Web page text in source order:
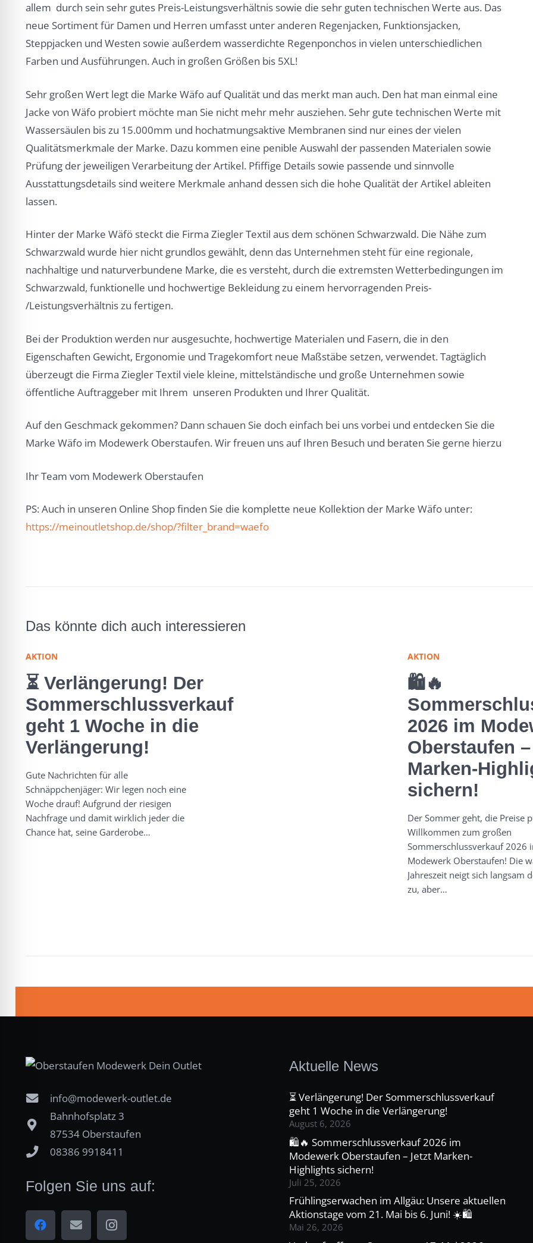
allem durch sein sehr gutes Preis-Leistungsverhältnis sowie die sehr guten technischen Werte aus. Das
neue Sortiment für Damen und Herren umfasst unter anderen Regenjacken, Funktionsjacken,
Steppjacken und Westen sowie außerdem wasserdichte Regenponchos in vielen unterschiedlichen
Farben und Ausführungen. Auch in großen Größen bis 5XL!
Sehr großen Wert legt die Marke Wäfo auf Qualität und das merkt man auch. Den hat man einmal eine
Jacke von Wäfo probiert möchte man Sie nicht mehr mehr ausziehen. Sehr gute technischen Werte mit
Wassersäulen bis zu 15.000mm und hochatmungsaktive Membranen sind nur eines der vielen
Qualitätsmerkmale der Marke. Dazu kommen eine penible Auswahl der passenden Materialen sowie
Prüfung der jeweiligen Verarbeitung der Artikel. Pfiffige Details sowie passende und sinnvolle
Ausstattungsdetails sind weitere Merkmale anhand dessen sich die hohe Qualität der Artikel ableiten
lassen.
Hinter der Marke Wäfö steckt die Firma Ziegler Textil aus dem schönen Schwarzwald. Die Nähe zum
Schwarzwald wurde hier nicht grundlos gewählt, denn das Unternehmen steht für eine regionale,
nachhaltige und naturverbundene Marke, die es versteht, durch die extremsten Wetterbedingungen im
Schwarzwald, funktionelle und hochwertige Bekleidung zu einem hervorragenden Preis-
/Leistungsverhältnis zu fertigen.
Bei der Produktion werden nur ausgesuchte, hochwertige Materialen und Fasern, die in den
Eigenschaften Gewicht, Ergonomie und Tragekomfort neue Maßstäbe setzen, verwendet. Tagtäglich
überzeugt die Firma Ziegler Textil viele kleine, mittelständische und große Unternehmen sowie
öffentliche Auftraggeber mit Ihrem unseren Produkten und Ihrer Qualität.
Auf den Geschmack gekommen? Dann schauen Sie doch einfach bei uns vorbei und entdecken Sie die
Marke Wäfo im Modewerk Oberstaufen. Wir freuen uns auf Ihren Besuch und beraten Sie gerne hierzu
Ihr Team vom Modewerk Oberstaufen
PS: Auch in unseren Online Shop finden Sie die komplette neue Kollektion der Marke Wäfo unter:
https://meinoutletshop.de/shop/?filter_brand=waefo
Das könnte dich auch interessieren
AKTION
⏳ Verlängerung! Der
Sommerschlussverkauf
geht 1 Woche in die
Verlängerung!
Gute Nachrichten für alle
Schnäppchenjäger: Wir legen noch eine
Woche drauf! Aufgrund der riesigen
Nachfrage und damit wirklich jeder die
Chance hat, seine Garderobe…
AKTION
🛍️🔥
2026 im
Oberstaufen
Marken-
sichern!
Der Sommer geht, die Preise
Willkommen zum großen
Sommerschlussverkauf 2026
Modewerk Oberstaufen! Die
Jahreszeit neigt sich langsam
zu, aber…
info@modewerk-outlet.de
Bahnhofsplatz 3
87534 Oberstaufen
08386 9918411
Folgen Sie uns auf:
Aktuelle News
⏳ Verlängerung! Der Sommerschlussverkauf
geht 1 Woche in die Verlängerung!
August 6, 2026
🛍️🔥 Sommerschlussverkauf 2026 im
Modewerk Oberstaufen – Jetzt Marken-
Highlights sichern!
Juli 25, 2026
Frühlingserwachen im Allgäu: Unsere aktuellen
Aktionstage vom 21. Mai bis 6. Juni! ☀️🛍️
Mai 26, 2026